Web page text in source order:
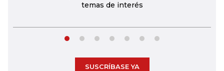
temas de interés
SUSCRÍBASE YA